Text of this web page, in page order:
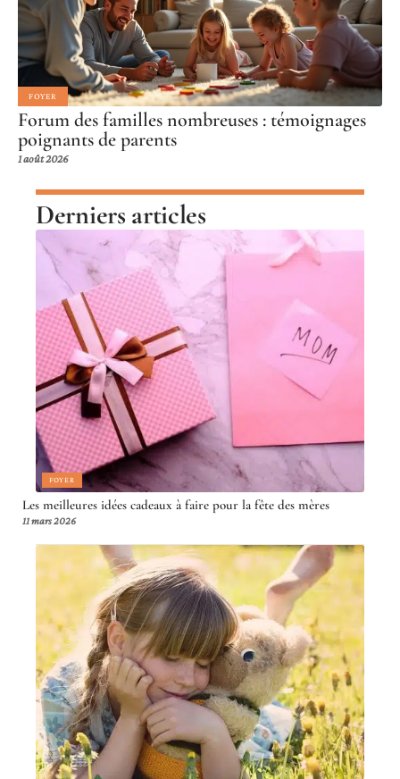
FOYER
Forum des familles nombreuses : témoignages
poignants de parents
1 août 2026
Derniers articles
FOYER
Les meilleures idées cadeaux à faire pour la fête des mères
11 mars 2026